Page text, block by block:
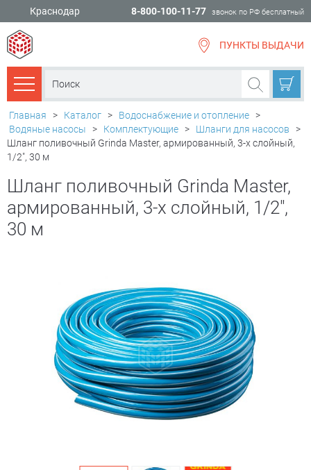
Краснодар 8-800-100-11-77 звонок по РФ бесплатный
ПУНКТЫ ВЫДАЧИ
Каталог товаров
Главная > Каталог > Водоснабжение и отопление >
Водяные насосы
> Комплектующие > Шланги для насосов
>
Шланг поливочный Grinda Master, армированный, 3-х слойный,
1/2", 30 м
Шланг поливочный Grinda Master,
армированный, 3-х слойный, 1/2",
30 м